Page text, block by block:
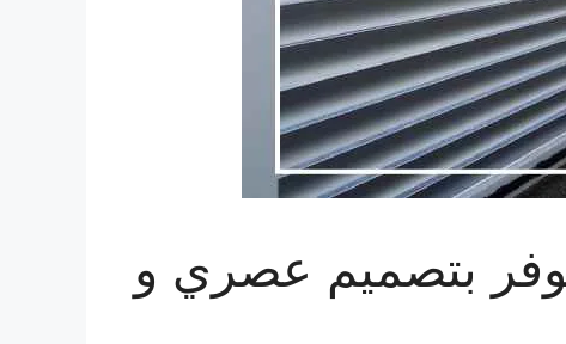
بتصميم عصري و